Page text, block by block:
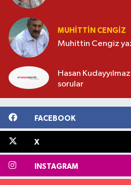
MUHITTIN CENGIZ
Muhittin Cengiz
Hasan
sorular
FACEBOOK
X
INSTAGRAM